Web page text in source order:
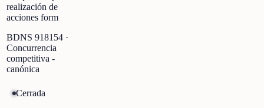
realización de
acciones form
BDNS 918154 ·
Concurrencia
competitiva -
canónica
Cerrada